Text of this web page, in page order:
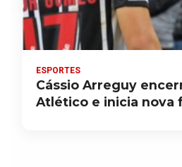
ESPORTES
Cássio Arreguy
Atlético e inicia nova